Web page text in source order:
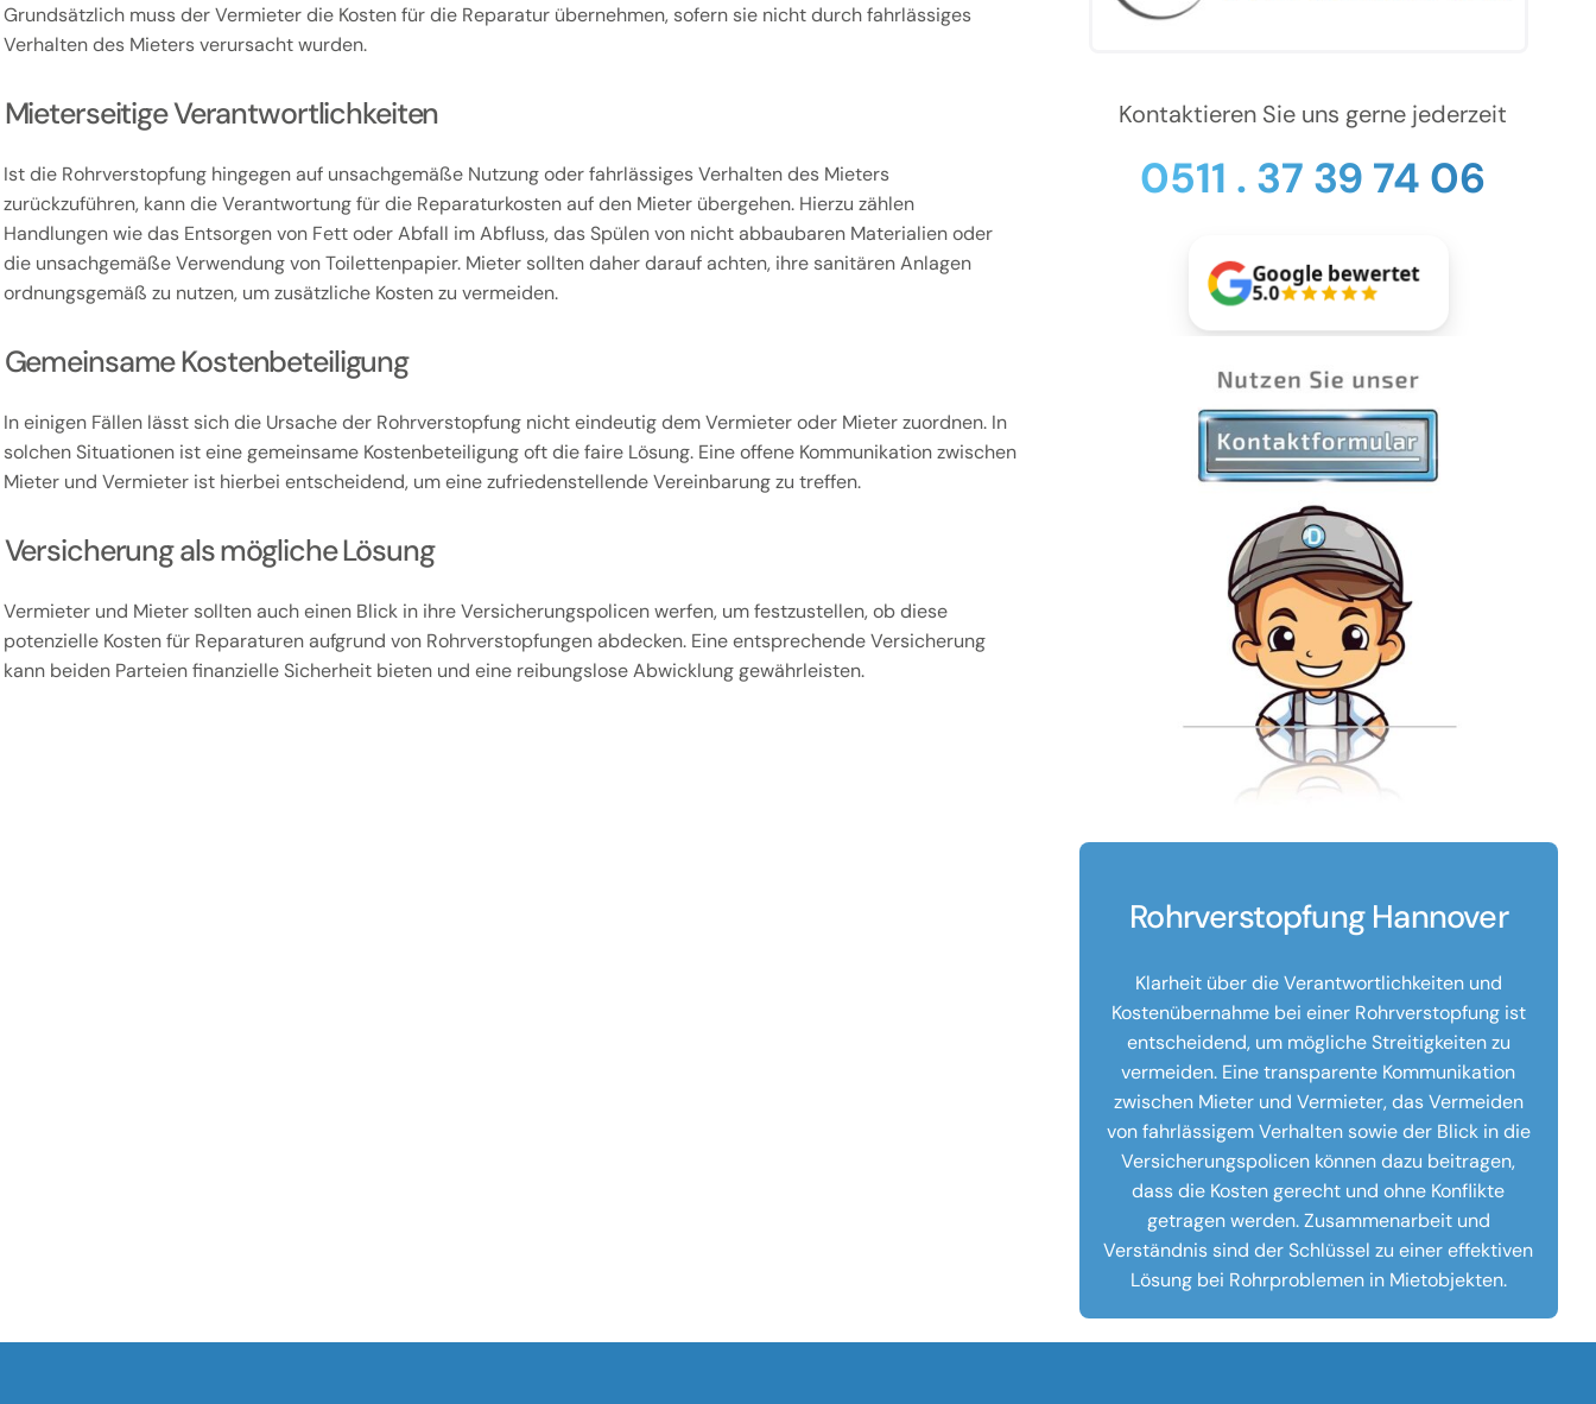
Grundsätzlich muss der Vermieter die Kosten für die Reparatur übernehmen, sofern sie nicht durch fahrlässiges
Verhalten des Mieters verursacht wurden.
Mieterseitige Verantwortlichkeiten
Ist die Rohrverstopfung hingegen auf unsachgemäße Nutzung oder fahrlässiges Verhalten des Mieters
zurückzuführen, kann die Verantwortung für die Reparaturkosten auf den Mieter übergehen. Hierzu zählen
Handlungen wie das Entsorgen von Fett oder Abfall im Abfluss, das Spülen von nicht abbaubaren Materialien oder
die unsachgemäße Verwendung von Toilettenpapier. Mieter sollten daher darauf achten, ihre sanitären Anlagen
ordnungsgemäß zu nutzen, um zusätzliche Kosten zu vermeiden.
Gemeinsame Kostenbeteiligung
In einigen Fällen lässt sich die Ursache der Rohrverstopfung nicht eindeutig dem Vermieter oder Mieter zuordnen. In
solchen Situationen ist eine gemeinsame Kostenbeteiligung oft die faire Lösung. Eine offene Kommunikation zwischen
Mieter und Vermieter ist hierbei entscheidend, um eine zufriedenstellende Vereinbarung zu treffen.
Versicherung als mögliche Lösung
Vermieter und Mieter sollten auch einen Blick in ihre Versicherungspolicen werfen, um festzustellen, ob diese
potenzielle Kosten für Reparaturen aufgrund von Rohrverstopfungen abdecken. Eine entsprechende Versicherung
kann beiden Parteien finanzielle Sicherheit bieten und eine reibungslose Abwicklung gewährleisten.
Kontaktieren Sie uns gerne jederzeit
0511 . 37 39 74 06
Google bewertet
5.0
Rohrverstopfung Hannover
Klarheit über die Verantwortlichkeiten und
Kostenübernahme bei einer Rohrverstopfung ist
entscheidend, um mögliche Streitigkeiten zu
vermeiden. Eine transparente Kommunikation
zwischen Mieter und Vermieter, das Vermeiden
von fahrlässigem Verhalten sowie der Blick in die
Versicherungspolicen können dazu beitragen,
dass die Kosten gerecht und ohne Konflikte
getragen werden. Zusammenarbeit und
Verständnis sind der Schlüssel zu einer effektiven
Lösung bei Rohrproblemen in Mietobjekten.